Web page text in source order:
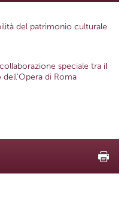
del patrimonio culturale
speciale tra il
dell'Opera di Roma